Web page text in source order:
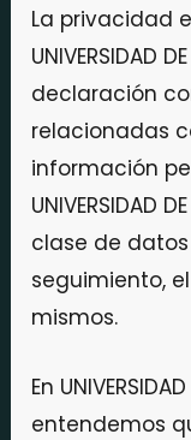
La privacidad
UNIVERSIDAD
declaración
relacionadas
información
UNIVERSIDAD
clase de
seguimiento,
mismos.
En
entendemos